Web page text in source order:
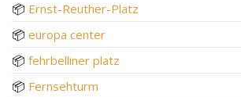
📦 Ernst-Reuther-Platz
📦 europa center
📦 fehrbelliner platz
📦 Fernsehturm